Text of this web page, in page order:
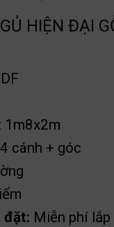
HIỆN ĐẠI
1m8x2m
cánh + góc
đặt: Miễn phí